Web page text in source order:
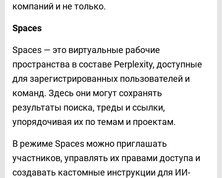
компаний и не только.
Spaces
Spaces — это виртуальные рабочие
пространства в составе Perplexity, доступные
для зарегистрированных пользователей и
команд. Здесь они могут сохранять
результаты поиска, треды и ссылки,
упорядочивая их по темам и проектам.
В режиме Spaces можно приглашать
участников, управлять их правами доступа и
создавать кастомные инструкции для ИИ-